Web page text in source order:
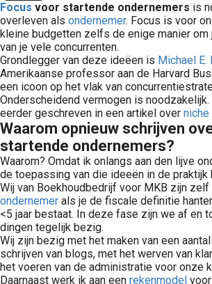
Focus voor startende ondernemers is
overleven als ondernemer. Focus is voor
kleine budgetten zelfs de enige manier
van je vele concurrenten.
Grondlegger van deze ideëen is Michael E.
Amerikaanse professor aan de Harvard
een icoon op het vlak van
Onderscheidend vermogen is
eerder geschreven in een artikel over niche
Waarom opnieuw schrijven
startende ondernemers?
Waarom? Omdat ik onlangs aan den lijve
de toepassing van die ideeën in de praktijk
Wij van Boekhoudbedrijf voor MKB zijn
ondernemer als je de fiscale definitie
<5 jaar bestaat. In deze fase zijn we af en
dingen tegelijk bezig.
Wij zijn bezig met het maken van een
schrijven van blogs, met het werven van
het voeren van de administratie voor onze
Daarnaast werk ik aan een rekenmodel